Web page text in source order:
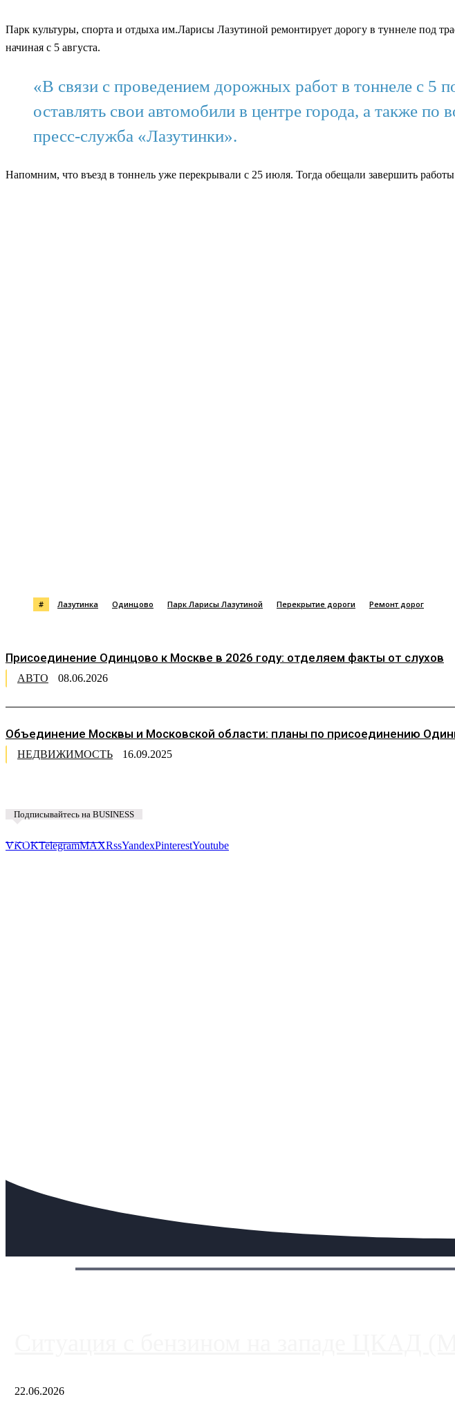
Парк культуры, спорта и отдыха им.Ларисы Лазутиной ремонтирует дорогу в туннеле под
начиная с 5 августа.
«В связи с проведением дорожных работ в тоннеле с 5
оставлять свои автомобили в центре города, а также
пресс-служба «Лазутинки».
Напомним, что въезд в тоннель уже перекрывали с 25 июля. Тогда обещали завершить
# Лазутинка Одинцово Парк Ларисы Лазутиной Перекрытие дороги Ремонт дорог
Присоединение Одинцово к Москве в 2026 году: отделяем факты от слухов
АВТО 08.06.2026
Объединение Москвы и Московской области: планы по присоединению
НЕДВИЖИМОСТЬ 16.09.2025
Подписывайтесь на BUSINESS
VKOKTelegramMAXRssYandexPinterestYoutube
22.06.2026